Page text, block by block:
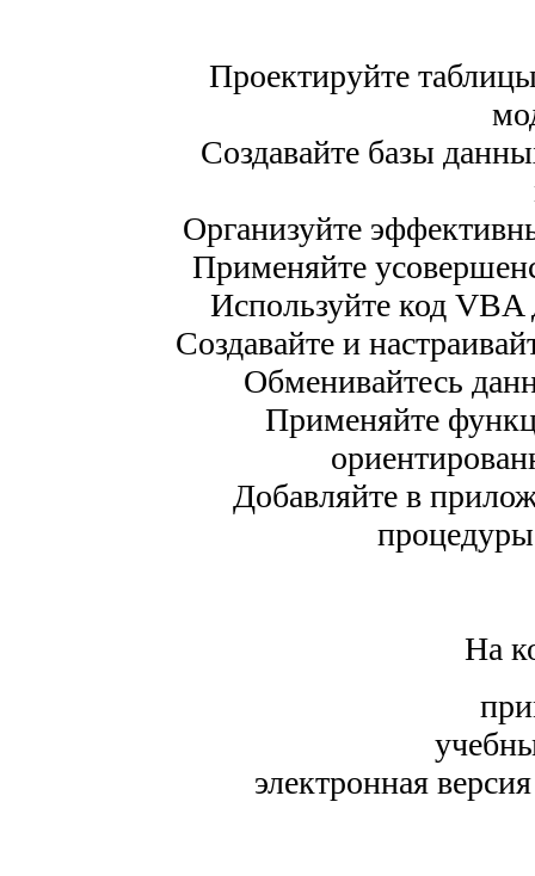
Проектируйте
Создавайте базы
Организуйте
Применяйте
Используйте код VBA
Создавайте и
Обменивайтесь
Применяйте
Добавляйте в
На
электронная